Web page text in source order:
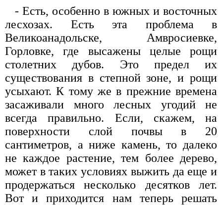
- Есть, особенно в южных и восточных
лесхозах. Есть эта проблема в
Великоанадольске, Амвросиевке,
Горловке, где высажены целые рощи
столетних дубов. Это предел их
существования в степной зоне, и рощи
усыхают. К тому же в прежние времена
засаживали много лесных угодий не
всегда правильно. Если, скажем, на
поверхности слой почвы в 20
сантиметров, а ниже камень, то далеко
не каждое растение, тем более дерево,
может в таких условиях выжить да еще и
продержаться несколько десятков лет.
Вот и приходится нам теперь решать